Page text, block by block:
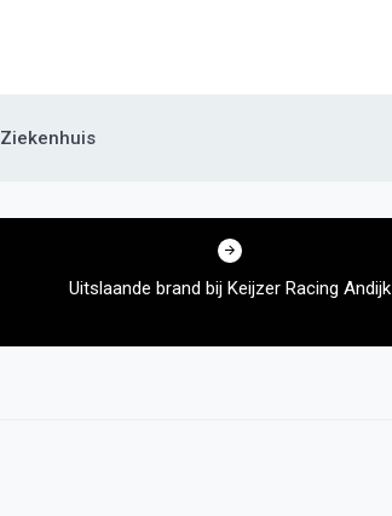
Ziekenhuis
Uitslaande brand bij Keijzer Racing Andijk